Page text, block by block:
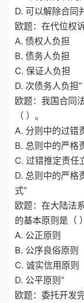
D. 可以解除合同
欧题：在代位权
A. 债权人负担
B. 债务人负担
C. 保证人负担
D. 次债务人负担”
欧题：我国合同
（ ）。
A. 分则中的过错
B. 总则中的严格
C. 过错推定责任
D. 总则中的严格
式”
欧题：在大陆法
的基本原则是（
A. 公正原则
B. 公序良俗原则
C. 诚实信用原则
D. 公平原则”
欧题：委托开发